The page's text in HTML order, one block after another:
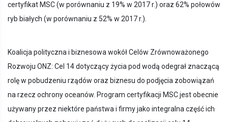
certyfikat MSC (w porównaniu z 19% w 2017 r.) oraz 62% połowów
ryb białych (w porównaniu z 52% w 2017 r.).
Koalicja polityczna i biznesowa wokół Celów Zrównoważonego
Rozwoju ONZ: Cel 14 dotyczący życia pod wodą odegrał znaczącą
rolę w pobudzeniu rządów oraz biznesu do podjęcia zobowiązań
na rzecz ochrony oceanów. Program certyfikacji MSC jest obecnie
używany przez niektóre państwa i firmy jako integralna część ich